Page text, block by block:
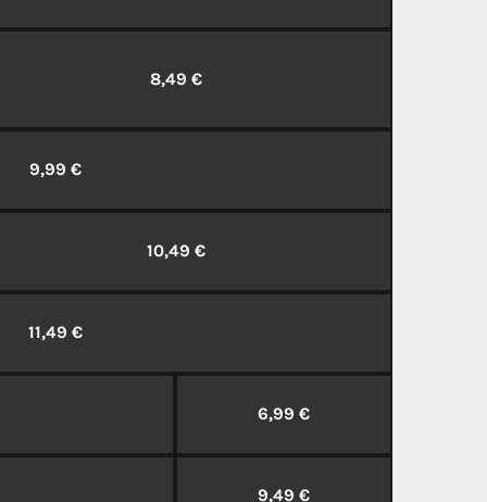
8,49 €
9,99 €
10,49 €
11,49 €
6,99 €
9,49 €